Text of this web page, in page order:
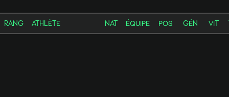
RANG ATHLÈTE NAT ÉQUIPE POS GÉN VIT